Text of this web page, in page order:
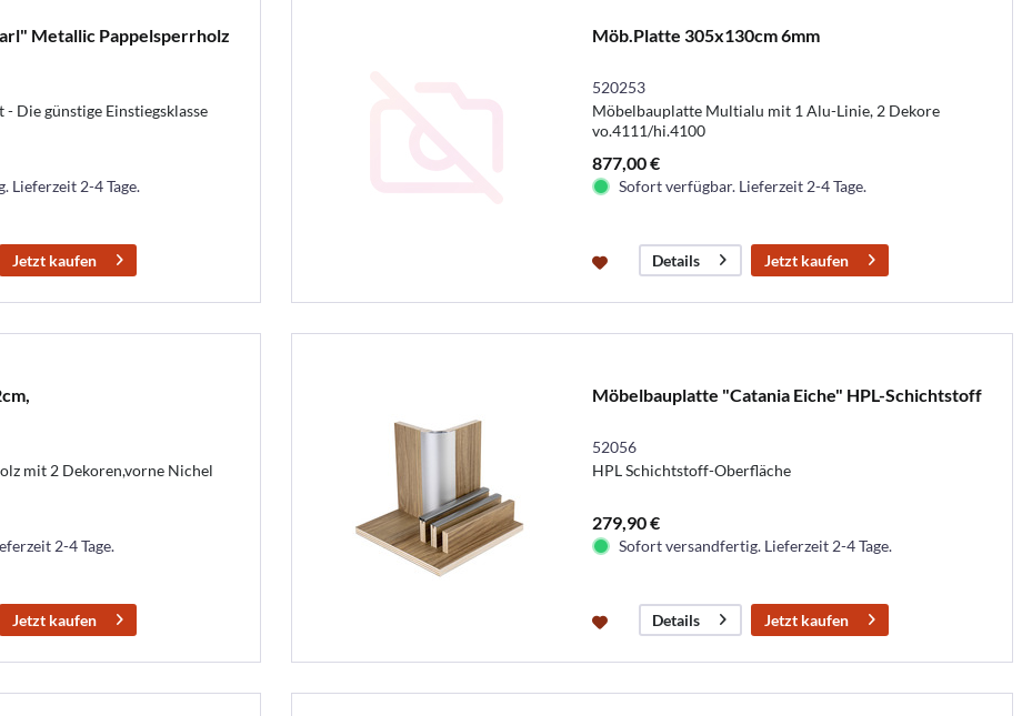
Metallic Pappelsperrholz
Die günstige Einstiegsklasse
Lieferzeit 2-4 Tage.
Jetzt kaufen
Möb.Platte 305x130cm 6mm
520253
Möbelbauplatte Multialu mit 1 Alu-Linie, 2 Dekore
vo.4111/hi.4100
877,00 €
Sofort verfügbar. Lieferzeit 2-4 Tage.
Details Jetzt kaufen
mit 2 Dekoren,vorne Nichel
2-4 Tage.
Jetzt kaufen
Möbelbauplatte "Catania Eiche" HPL-Schichtstoff
52056
HPL Schichtstoff-Oberfläche
279,90 €
Sofort versandfertig. Lieferzeit 2-4 Tage.
Details Jetzt kaufen